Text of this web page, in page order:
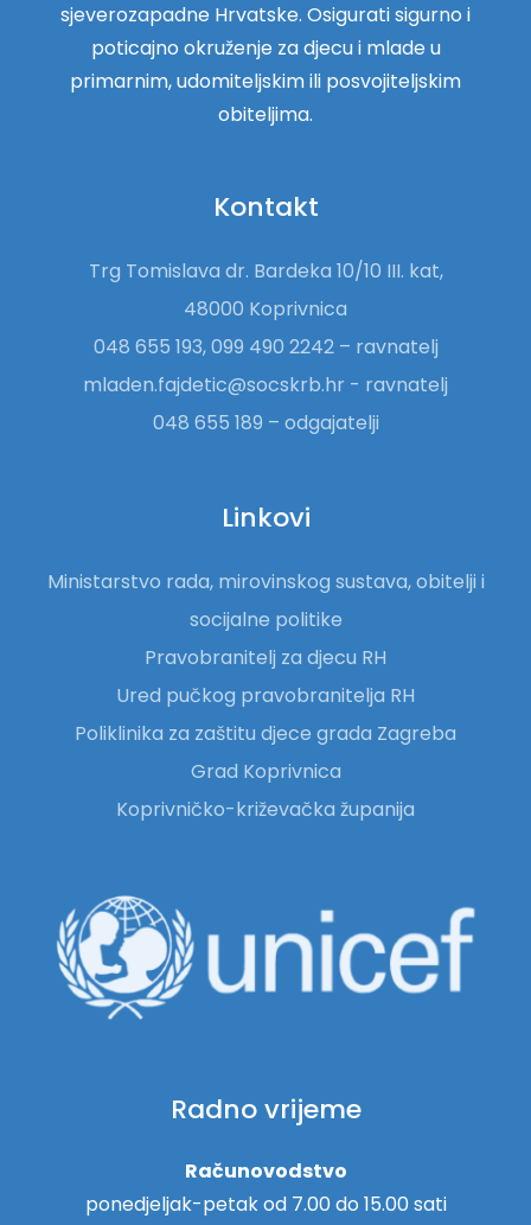
sjeverozapadne Hrvatske. Osigurati sigurno i
poticajno okruženje za djecu i mlade u
primarnim, udomiteljskim ili posvojiteljskim
obiteljima.
Kontakt
Trg Tomislava dr. Bardeka 10/10 III. kat,
48000 Koprivnica
048 655 193, 099 490 2242 – ravnatelj
mladen.fajdetic@socskrb.hr - ravnatelj
048 655 189 – odgajatelji
Linkovi
Ministarstvo rada, mirovinskog sustava, obitelji i
socijalne politike
Pravobranitelj za djecu RH
Ured pučkog pravobranitelja RH
Poliklinika za zaštitu djece grada Zagreba
Grad Koprivnica
Koprivničko-križevačka županija
Radno vrijeme
Računovodstvo
ponedjeljak-petak od 7.00 do 15.00 sati